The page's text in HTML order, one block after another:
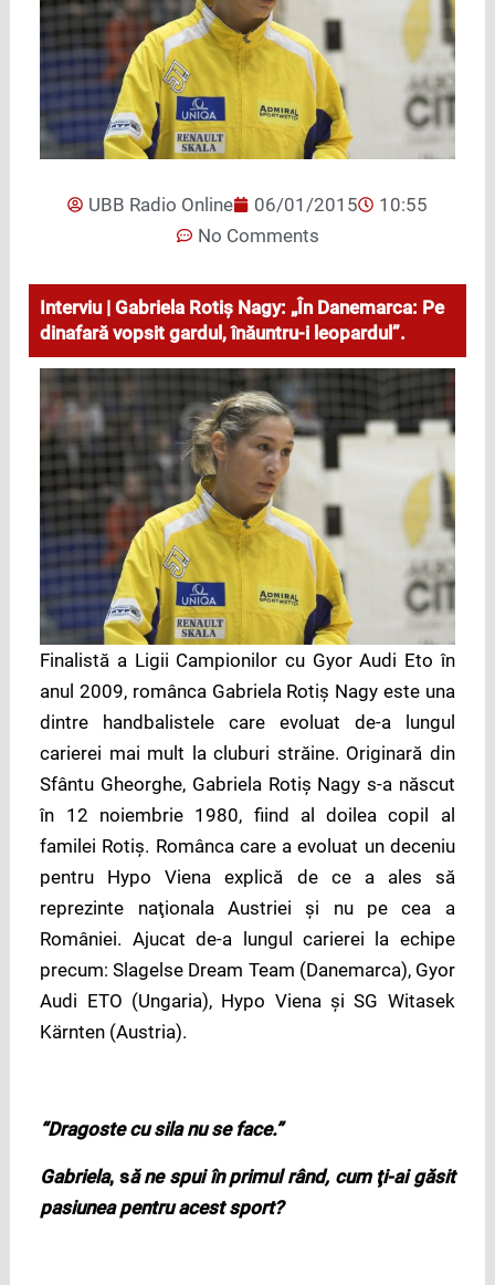
UBB Radio Online 06/01/2015
10:55
No Comments
Interviu | Gabriela Rotiş Nagy: „În Danemarca: Pe
dinafară vopsit gardul, înăuntru-i leopardul”.
Finalistă a Ligii Campionilor cu Gyor Audi Eto în
anul 2009, românca Gabriela Rotiş Nagy este una
dintre handbalistele care evoluat de-a lungul
carierei mai mult la cluburi străine. Originară din
Sfântu Gheorghe, Gabriela Rotiş Nagy s-a născut
în 12 noiembrie 1980, fiind al doilea copil al
familei Rotiş. Românca care a evoluat un deceniu
pentru Hypo Viena explică de ce a ales să
reprezinte naţionala Austriei şi nu pe cea a
României. Ajucat de-a lungul carierei la echipe
precum: Slagelse Dream Team (Danemarca), Gyor
Audi ETO (Ungaria), Hypo Viena şi SG Witasek
Kärnten (Austria).
“Dragoste cu sila nu se face.”
Gabriela, să ne spui în primul rând, cum ţi-ai găsit
pasiunea pentru acest sport?